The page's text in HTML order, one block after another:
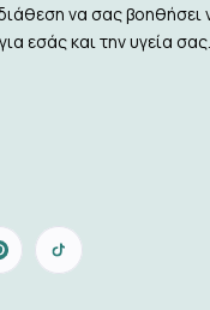
να σας βοηθήσει
εσάς και την υγεία σας.